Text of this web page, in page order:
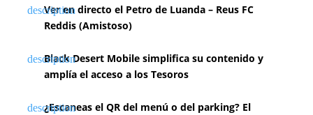
Ver en directo el Petro de Luanda – Reus FC
Reddis (Amistoso)
Black Desert Mobile simplifica su contenido y
amplía el acceso a los Tesoros
¿Escaneas el QR del menú o del parking? El